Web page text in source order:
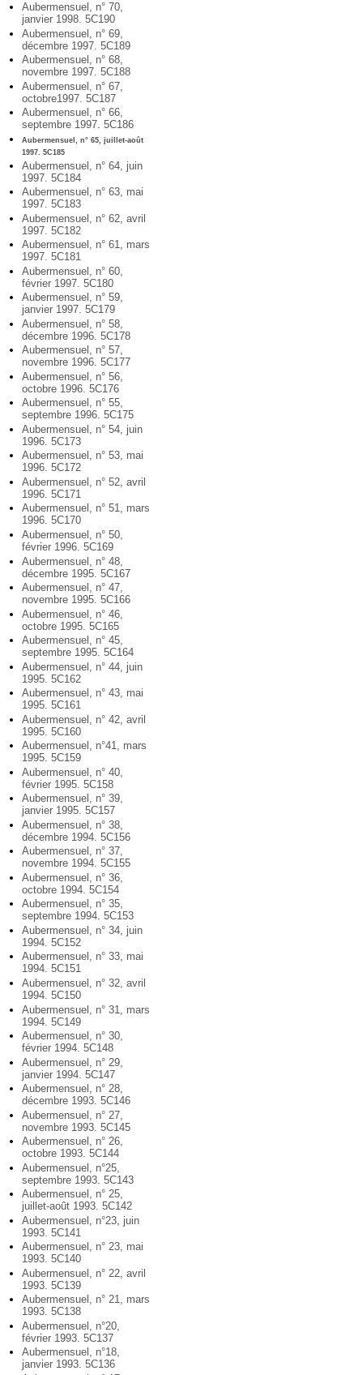
Aubermensuel, n° 70,
janvier 1998. 5C190
Aubermensuel, n° 69,
décembre 1997. 5C189
Aubermensuel, n° 68,
novembre 1997. 5C188
Aubermensuel, n° 67,
octobre1997. 5C187
Aubermensuel, n° 66,
septembre 1997. 5C186
Aubermensuel, n° 65, juillet-août
1997. 5C185
Aubermensuel, n° 64, juin
1997. 5C184
Aubermensuel, n° 63, mai
1997. 5C183
Aubermensuel, n° 62, avril
1997. 5C182
Aubermensuel, n° 61, mars
1997. 5C181
Aubermensuel, n° 60,
février 1997. 5C180
Aubermensuel, n° 59,
janvier 1997. 5C179
Aubermensuel, n° 58,
décembre 1996. 5C178
Aubermensuel, n° 57,
novembre 1996. 5C177
Aubermensuel, n° 56,
octobre 1996. 5C176
Aubermensuel, n° 55,
septembre 1996. 5C175
Aubermensuel, n° 54, juin
1996. 5C173
Aubermensuel, n° 53, mai
1996. 5C172
Aubermensuel, n° 52, avril
1996. 5C171
Aubermensuel, n° 51, mars
1996. 5C170
Aubermensuel, n° 50,
février 1996. 5C169
Aubermensuel, n° 48,
décembre 1995. 5C167
Aubermensuel, n° 47,
novembre 1995. 5C166
Aubermensuel, n° 46,
octobre 1995. 5C165
Aubermensuel, n° 45,
septembre 1995. 5C164
Aubermensuel, n° 44, juin
1995. 5C162
Aubermensuel, n° 43, mai
1995. 5C161
Aubermensuel, n° 42, avril
1995. 5C160
Aubermensuel, n°41, mars
1995. 5C159
Aubermensuel, n° 40,
février 1995. 5C158
Aubermensuel, n° 39,
janvier 1995. 5C157
Aubermensuel, n° 38,
décembre 1994. 5C156
Aubermensuel, n° 37,
novembre 1994. 5C155
Aubermensuel, n° 36,
octobre 1994. 5C154
Aubermensuel, n° 35,
septembre 1994. 5C153
Aubermensuel, n° 34, juin
1994. 5C152
Aubermensuel, n° 33, mai
1994. 5C151
Aubermensuel, n° 32, avril
1994. 5C150
Aubermensuel, n° 31, mars
1994. 5C149
Aubermensuel, n° 30,
février 1994. 5C148
Aubermensuel, n° 29,
janvier 1994. 5C147
Aubermensuel, n° 28,
décembre 1993. 5C146
Aubermensuel, n° 27,
novembre 1993. 5C145
Aubermensuel, n° 26,
octobre 1993. 5C144
Aubermensuel, n°25,
septembre 1993. 5C143
Aubermensuel, n° 25,
juillet-août 1993. 5C142
Aubermensuel, n°23, juin
1993. 5C141
Aubermensuel, n° 23, mai
1993. 5C140
Aubermensuel, n° 22, avril
1993. 5C139
Aubermensuel, n° 21, mars
1993. 5C138
Aubermensuel, n°20,
février 1993. 5C137
Aubermensuel, n°18,
janvier 1993. 5C136